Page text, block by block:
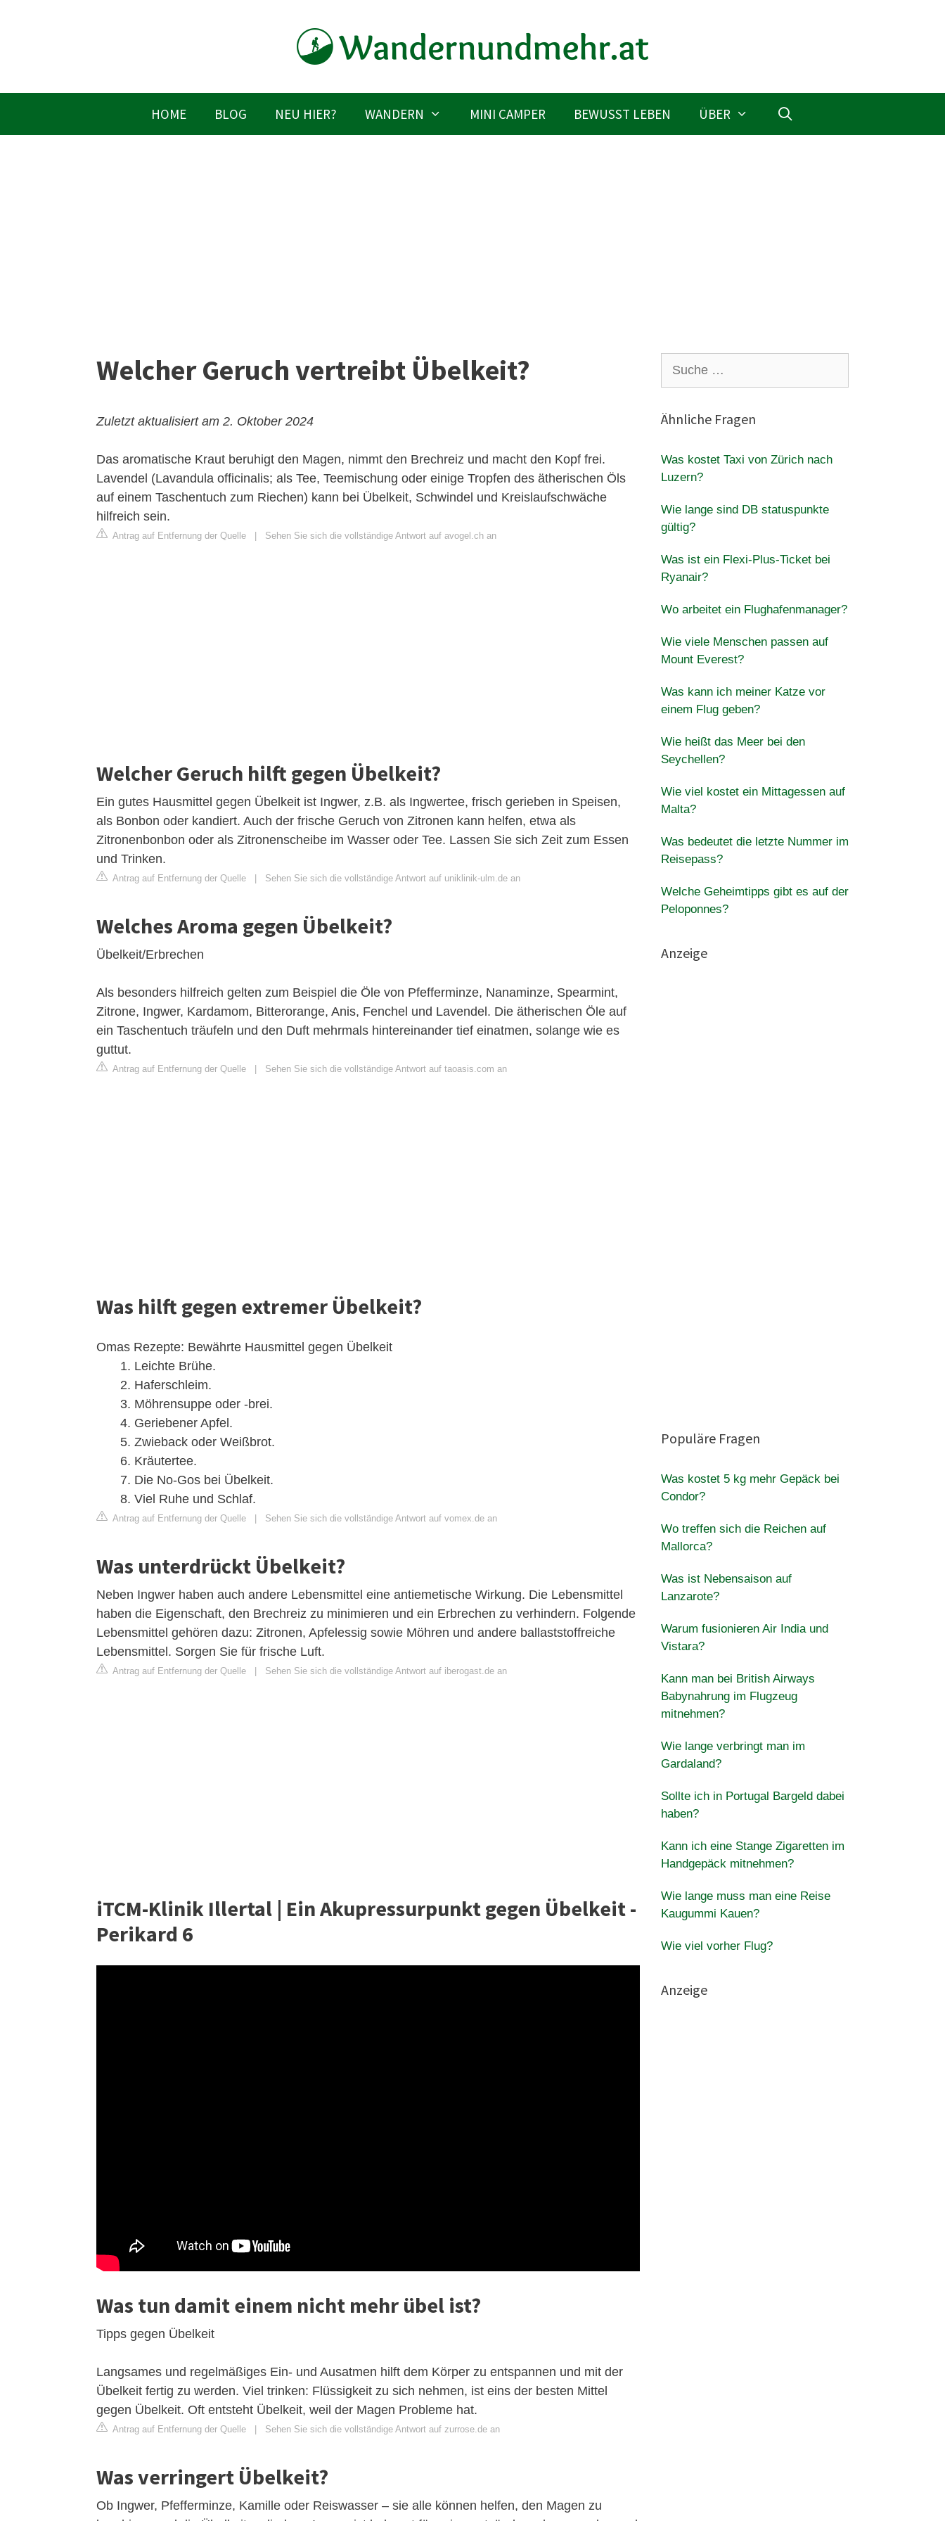
HOME BLOG NEU HIER? WANDERN MINI CAMPER BEWUSST LEBEN ÜBER
Welcher Geruch vertreibt Übelkeit?
Zuletzt aktualisiert am 2. Oktober 2024
Das aromatische Kraut beruhigt den Magen, nimmt den Brechreiz und macht den Kopf frei.
Lavendel (Lavandula officinalis; als Tee, Teemischung oder einige Tropfen des ätherischen Öls
auf einem Taschentuch zum Riechen) kann bei Übelkeit, Schwindel und Kreislaufschwäche
hilfreich sein.
Antrag auf Entfernung der Quelle Sehen Sie sich die vollständige Antwort auf avogel.ch an
Welcher Geruch hilft gegen Übelkeit?
Ein gutes Hausmittel gegen Übelkeit ist Ingwer, z.B. als Ingwertee, frisch gerieben in Speisen,
als Bonbon oder kandiert. Auch der frische Geruch von Zitronen kann helfen, etwa als
Zitronenbonbon oder als Zitronenscheibe im Wasser oder Tee. Lassen Sie sich Zeit zum Essen
und Trinken.
Antrag auf Entfernung der Quelle Sehen Sie sich die vollständige Antwort auf uniklinik-ulm.de an
Welches Aroma gegen Übelkeit?
Übelkeit/Erbrechen
Als besonders hilfreich gelten zum Beispiel die Öle von Pfefferminze, Nanaminze, Spearmint,
Zitrone, Ingwer, Kardamom, Bitterorange, Anis, Fenchel und Lavendel. Die ätherischen Öle auf
ein Taschentuch träufeln und den Duft mehrmals hintereinander tief einatmen, solange wie es
guttut.
Antrag auf Entfernung der Quelle Sehen Sie sich die vollständige Antwort auf taoasis.com an
Was hilft gegen extremer Übelkeit?
Omas Rezepte: Bewährte Hausmittel gegen Übelkeit
Leichte Brühe.
Haferschleim.
Möhrensuppe oder -brei.
Geriebener Apfel.
Zwieback oder Weißbrot.
Kräutertee.
Die No-Gos bei Übelkeit.
Viel Ruhe und Schlaf.
Antrag auf Entfernung der Quelle Sehen Sie sich die vollständige Antwort auf vomex.de an
Was unterdrückt Übelkeit?
Neben Ingwer haben auch andere Lebensmittel eine antiemetische Wirkung. Die Lebensmittel
haben die Eigenschaft, den Brechreiz zu minimieren und ein Erbrechen zu verhindern. Folgende
Lebensmittel gehören dazu: Zitronen, Apfelessig sowie Möhren und andere ballaststoffreiche
Lebensmittel. Sorgen Sie für frische Luft.
Antrag auf Entfernung der Quelle Sehen Sie sich die vollständige Antwort auf iberogast.de an
iTCM-Klinik Illertal | Ein Akupressurpunkt gegen Übelkeit -
Perikard 6
Was tun damit einem nicht mehr übel ist?
Tipps gegen Übelkeit
Langsames und regelmäßiges Ein- und Ausatmen hilft dem Körper zu entspannen und mit der
Übelkeit fertig zu werden. Viel trinken: Flüssigkeit zu sich nehmen, ist eins der besten Mittel
gegen Übelkeit. Oft entsteht Übelkeit, weil der Magen Probleme hat.
Antrag auf Entfernung der Quelle | Sehen Sie sich die vollständige Antwort auf zurrose.de an
Was verringert Übelkeit?
Ob Ingwer, Pfefferminze, Kamille oder Reiswasser – sie alle können helfen, den Magen zu
nach:
Ähnliche Fragen
Was kostet Taxi von Zürich nach
Luzern?
Wie lange sind DB statuspunkte
gültig?
Was ist ein Flexi-Plus-Ticket bei
Ryanair?
Wo arbeitet ein Flughafenmanager?
Wie viele Menschen passen auf
Mount Everest?
Was kann ich meiner Katze vor
einem Flug geben?
Wie heißt das Meer bei den
Seychellen?
Wie viel kostet ein Mittagessen auf
Malta?
Was bedeutet die letzte Nummer im
Reisepass?
Welche Geheimtipps gibt es auf der
Peloponnes?
Anzeige
Populäre Fragen
Was kostet 5 kg mehr Gepäck bei
Condor?
Wo treffen sich die Reichen auf
Mallorca?
Was ist Nebensaison auf
Lanzarote?
Warum fusionieren Air India und
Vistara?
Kann man bei British Airways
Babynahrung im Flugzeug
mitnehmen?
Wie lange verbringt man im
Gardaland?
Sollte ich in Portugal Bargeld dabei
haben?
Kann ich eine Stange Zigaretten im
Handgepäck mitnehmen?
Wie lange muss man eine Reise
Kaugummi Kauen?
Wie viel vorher Flug?
Anzeige